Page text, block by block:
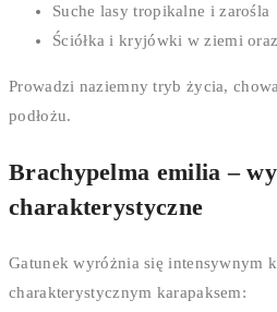
Suche lasy tropikalne i zarośla
Ściółka i kryjówki w ziemi
Prowadzi naziemny tryb życia,
podłożu.
Brachypelma emilia –
charakterystyczne
Gatunek wyróżnia się intensywnym
charakterystycznym karapaksem: